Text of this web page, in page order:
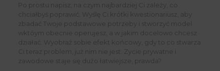
Po prostu napisz, na czym najbardziej Ci zależy, co
chciałbyś poprawić. Wyślę Ci krótki kwestionariusz, aby
zbadać Twoje podstawowe potrzeby i stworzyć model
wktóym obecnie operujesz, a w jakim docelowo chcesz
działać. Wyobraź sobie efekt końcowy, gdy to co stwarza
Ci teraz problem, już nim nie jest. Zycie prywatne i
zawodowe staje się dużo łatwiejsze, prawda?